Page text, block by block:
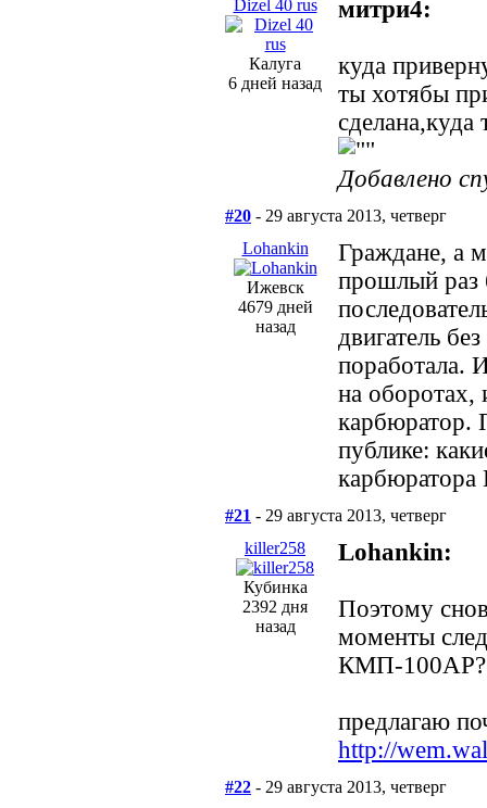
Dizel 40 rus
Калуга
6 дней назад
митри4:
куда
ты хотябы
сделана,куда
Добавлено
#20 - 29 августа 2013, четверг
Lohankin
Ижевск
4679 дней
назад
Граждане, а
прошлый раз
двигатель
поработала.
на оборотах,
карбюратор.
публике:
#21 - 29 августа 2013, четверг
killer258
Кубинка
2392 дня
назад
Lohankin:
Поэтому
моменты
КМП-100АР?
предлагаю
http://
#22 - 29 августа 2013, четверг